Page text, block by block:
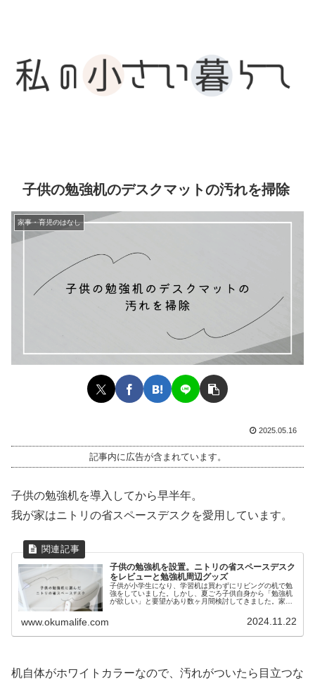
子供の勉強机のデスクマットの汚れを掃除
家事・育児のはなし
2025.05.16
記事内に広告が含まれています。
子供の勉強机を導入してから早半年。
我が家はニトリの省スペースデスクを愛用しています。
子供の勉強机を設置。ニトリの省スペースデスク
をレビューと勉強机周辺グッズ
子供が小学生になり、学習机は買わずにリビングの机で勉
強をしていました。しかし、夏ごろ子供自身から「勉強机
が欲しい」と要望があり数ヶ月間検討してきました。家族
www.okumalife.com 2024.11.22
机自体がホワイトカラーなので、汚れがついたら目立つな